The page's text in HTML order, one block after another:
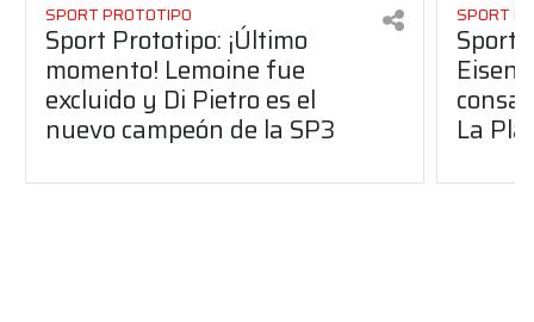
SPORT PROTOTIPO
Sport Prototipo: ¡Último
momento! Lemoine fue
excluido y Di Pietro es el
nuevo campeón de la SP3
SPORT
Sport
La